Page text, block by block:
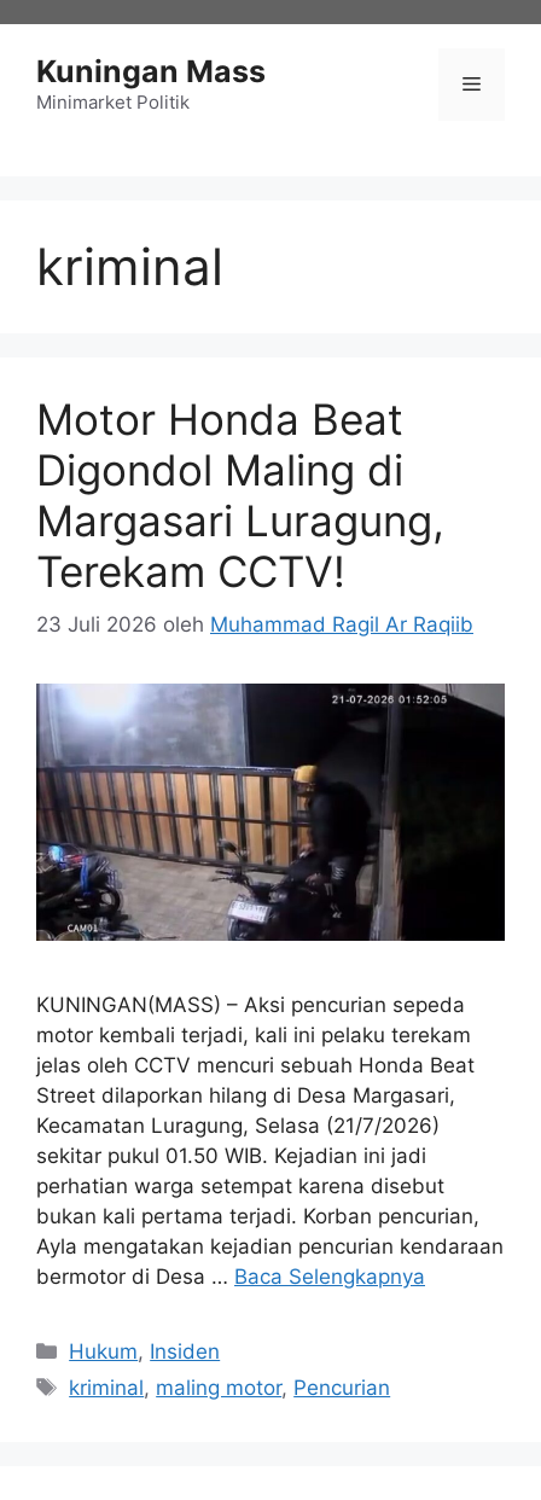
Kuningan Mass
Minimarket Politik
Menu
kriminal
Motor Honda Beat
Digondol Maling di
Margasari Luragung,
Terekam CCTV!
23 Juli 2026 oleh Muhammad Ragil Ar Raqiib
KUNINGAN(MASS) – Aksi pencurian sepeda
motor kembali terjadi, kali ini pelaku terekam
jelas oleh CCTV mencuri sebuah Honda Beat
Street dilaporkan hilang di Desa Margasari,
Kecamatan Luragung, Selasa (21/7/2026)
sekitar pukul 01.50 WIB. Kejadian ini jadi
perhatian warga setempat karena disebut
bukan kali pertama terjadi. Korban pencurian,
Ayla mengatakan kejadian pencurian kendaraan
bermotor di Desa … Baca Selengkapnya
Kategori
Hukum, Insiden
Tag
kriminal, maling motor, Pencurian